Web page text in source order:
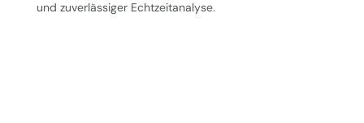
und zuverlässiger Echtzeitanalyse.